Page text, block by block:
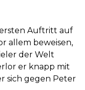
Auftritt auf
allem beweisen,
der Welt
er knapp mit
sich gegen Peter